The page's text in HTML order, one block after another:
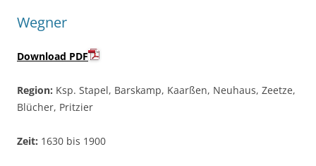
Wegner
Download PDF
Region: Ksp. Stapel, Barskamp, Kaarßen, Neuhaus, Zeetze,
Blücher, Pritzier
Zeit: 1630 bis 1900